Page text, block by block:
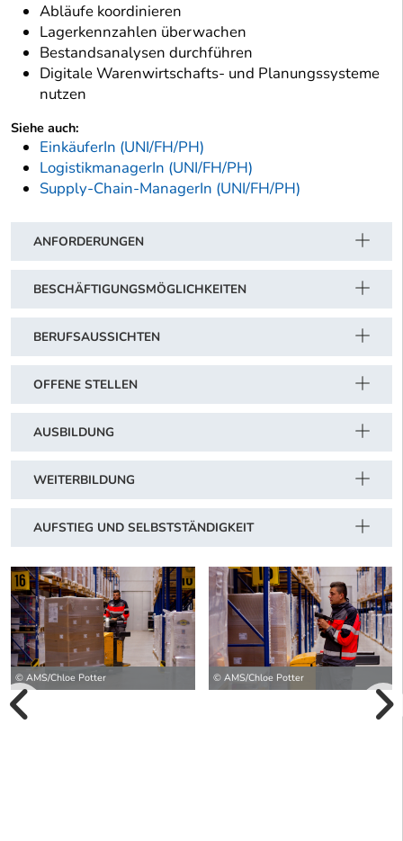
Abläufe koordinieren
Lagerkennzahlen überwachen
Bestandsanalysen durchführen
Digitale Warenwirtschafts- und Planungssysteme
nutzen
Siehe auch:
EinkäuferIn (UNI/FH/PH)
LogistikmanagerIn (UNI/FH/PH)
Supply-Chain-ManagerIn (UNI/FH/PH)
ANFORDERUNGEN
BESCHÄFTIGUNGSMÖGLICHKEITEN
BERUFSAUSSICHTEN
OFFENE STELLEN
AUSBILDUNG
WEITERBILDUNG
AUFSTIEG UND SELBSTSTÄNDIGKEIT
© AMS/Chloe Potter © AMS/Chloe Potter